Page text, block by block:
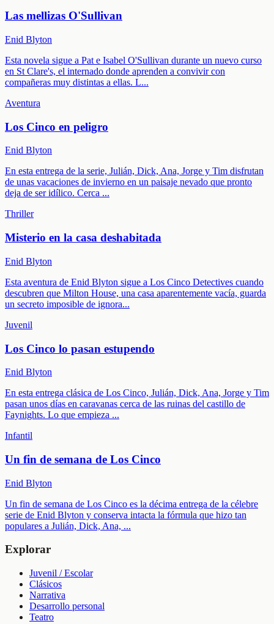
Las mellizas O'Sullivan
Enid Blyton
Esta novela sigue a Pat e Isabel O'Sullivan durante un nuevo curso
en St Clare's, el internado donde aprenden a convivir con
compañeras muy distintas a ellas. L...
Aventura
Los Cinco en peligro
Enid Blyton
En esta entrega de la serie, Julián, Dick, Ana, Jorge y Tim disfrutan
de unas vacaciones de invierno en un paisaje nevado que pronto
deja de ser idílico. Cerca ...
Thriller
Misterio en la casa deshabitada
Enid Blyton
Esta aventura de Enid Blyton sigue a Los Cinco Detectives cuando
descubren que Milton House, una casa aparentemente vacía, guarda
un secreto imposible de ignora...
Juvenil
Los Cinco lo pasan estupendo
Enid Blyton
En esta entrega clásica de Los Cinco, Julián, Dick, Ana, Jorge y Tim
pasan unos días en caravanas cerca de las ruinas del castillo de
Faynights. Lo que empieza ...
Infantil
Un fin de semana de Los Cinco
Enid Blyton
Un fin de semana de Los Cinco es la décima entrega de la célebre
serie de Enid Blyton y conserva intacta la fórmula que hizo tan
populares a Julián, Dick, Ana, ...
Explorar
Juvenil / Escolar
Clásicos
Narrativa
Desarrollo personal
Teatro